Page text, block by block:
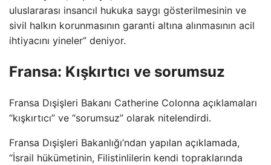
uluslararası insancıl hukuka saygı gösterilmesinin ve
sivil halkın korunmasının garanti altına alınmasının acil
ihtiyacını yineler” deniyor.
Fransa: Kışkırtıcı ve sorumsuz
Fransa Dışişleri Bakanı Catherine Colonna açıklamaları
“kışkırtıcı” ve “sorumsuz” olarak nitelendirdi.
Fransa Dışişleri Bakanlığı’ndan yapılan açıklamada,
“İsrail hükümetinin, Filistinlilerin kendi topraklarında